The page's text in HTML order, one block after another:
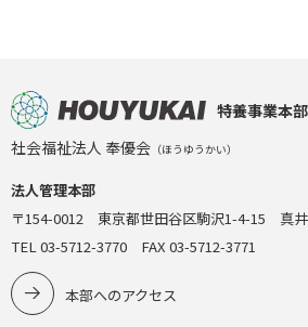
特養事業本部
社会福祉法人 奉優会 （ほうゆうかい）
法人管理本部
〒154-0012 東京都世田谷区駒沢1-4-15 真
TEL 03-5712-3770 FAX 03-5712-3771
本部へのアクセス